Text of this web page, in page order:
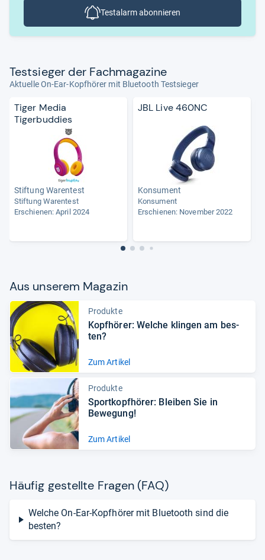
Testalarm abonnieren
Test­sie­ger der Fach­ma­ga­zine
Aktuelle On-Ear-Kopfhörer mit Bluetooth Testsieger
Tiger Media
Tigerbuddies
Stiftung Warentest
Stiftung Warentest
Erschienen: April 2024
JBL Live 460NC
Konsument
Konsument
Erschienen: November 2022
Aus unse­rem Maga­zin
Produkte
Kopf­hö­rer: Wel­che klin­gen am bes­
ten?
Zum Artikel
Produkte
Sport­kopf­hö­rer: Blei­ben Sie in
Bewe­gung!
Zum Artikel
Häu­fig gestellte Fra­gen (FAQ)
Welche On-Ear-Kopfhörer mit Bluetooth sind die
besten?